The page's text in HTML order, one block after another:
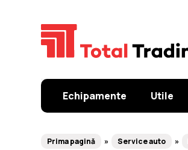
Echipamente Utile
Prima pagină Service auto